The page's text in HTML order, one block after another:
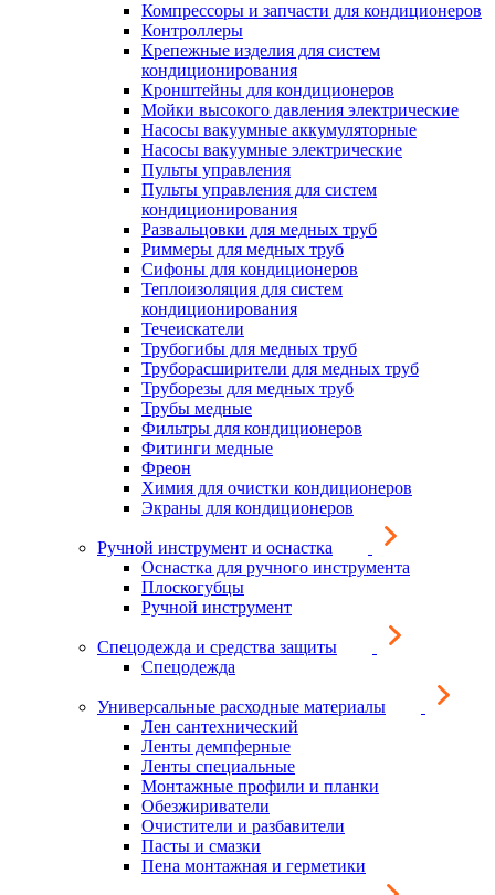
Компрессоры и запчасти для кондиционеров
Контроллеры
Крепежные изделия для систем
кондиционирования
Кронштейны для кондиционеров
Мойки высокого давления электрические
Насосы вакуумные аккумуляторные
Насосы вакуумные электрические
Пульты управления
Пульты управления для систем
кондиционирования
Развальцовки для медных труб
Риммеры для медных труб
Сифоны для кондиционеров
Теплоизоляция для систем
кондиционирования
Течеискатели
Трубогибы для медных труб
Труборасширители для медных труб
Труборезы для медных труб
Трубы медные
Фильтры для кондиционеров
Фитинги медные
Фреон
Химия для очистки кондиционеров
Экраны для кондиционеров
Ручной инструмент и оснастка
Оснастка для ручного инструмента
Плоскогубцы
Ручной инструмент
Спецодежда и средства защиты
Спецодежда
Универсальные расходные материалы
Лен сантехнический
Ленты демпферные
Ленты специальные
Монтажные профили и планки
Обезжириватели
Очистители и разбавители
Пасты и смазки
Пена монтажная и герметики